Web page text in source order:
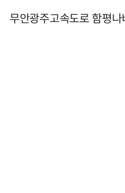
무안광주고속도로 함평